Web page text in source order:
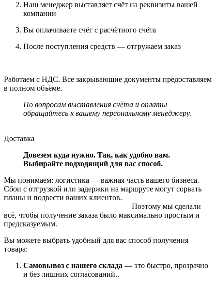
Наш менеджер выставляет счёт на реквизиты вашей
компании
Вы оплачиваете счёт с расчётного счёта
После поступления средств — отгружаем заказ
Работаем с НДС. Все закрывающие документы предоставляем
в полном объёме.
По вопросам выставления счёта и оплаты
обращайтесь к вашему персональному менеджеру.
Доставка
Довезем куда нужно. Так, как удобно вам.
Выбирайте подходящий для вас способ.
Мы понимаем: логистика — важная часть вашего бизнеса.
Сбои с отгрузкой или задержки на маршруте могут сорвать
планы и подвести ваших клиентов.
Поэтому мы сделали
всё, чтобы получение заказа было максимально простым и
предсказуемым.
Вы можете выбрать удобный для вас способ получения
товара:
Самовывоз с нашего склада — это быстро, прозрачно
и без лишних согласований..